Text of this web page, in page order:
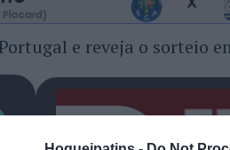
e reveja o sorteio